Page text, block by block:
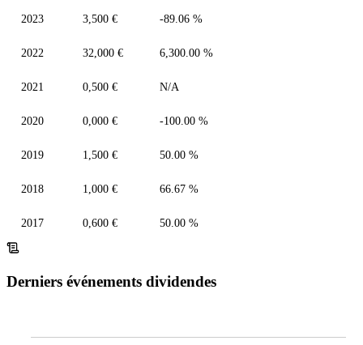
2023 3,500 € -89.06 %
2022 32,000 € 6,300.00 %
2021 0,500 € N/A
2020 0,000 € -100.00 %
2019 1,500 € 50.00 %
2018 1,000 € 66.67 %
2017 0,600 € 50.00 %
Derniers événements dividendes